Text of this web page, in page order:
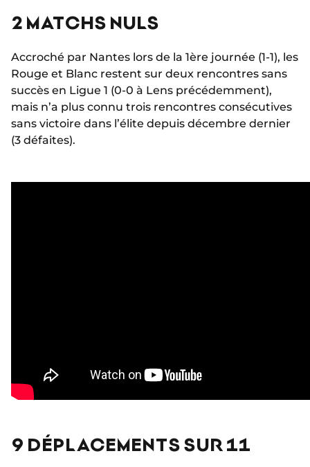
2 MATCHS NULS
Accroché par Nantes lors de la 1ère journée (1-1), les
Rouge et Blanc restent sur deux rencontres sans
succès en Ligue 1 (0-0 à Lens précédemment),
mais n’a plus connu trois rencontres consécutives
sans victoire dans l’élite depuis décembre dernier
(3 défaites).
9 DÉPLACEMENTS SUR 11